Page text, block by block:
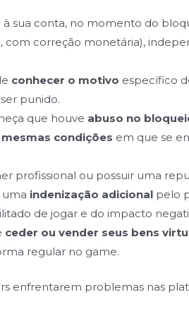
à sua conta, no momento do
com correção monetária),
conhecer o motivo específico
punido.
que houve abuso no
condições em que se
profissional ou possuir uma
indenização adicional pelo
de jogar e do impacto
ceder ou vender seus bens
regular no game.
enfrentarem problemas nas